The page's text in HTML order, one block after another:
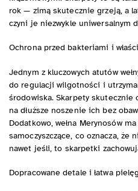
rok — zimą skutecznie grzeją, a
czyni je niezwykle uniwersalnym
Ochrona przed bakteriami i
Jednym z kluczowych atutów
do regulacji wilgotności i
środowiska. Skarpety skutecznie
na dłuższe noszenie ich bez
Dodatkowo, wełna Merynosów
samoczyszczące, co oznacza, że
nawet jeśli, to skarpetki
Dopracowane detale i łatwa